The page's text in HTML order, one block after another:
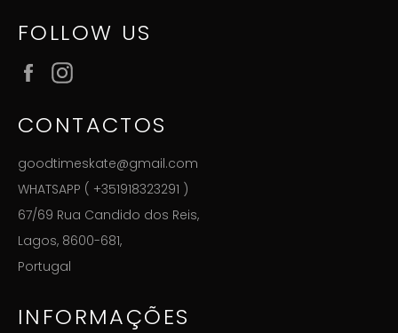
FOLLOW US
Facebook
CONTACTOS
goodtimeskate@gmail.com
WHATSAPP ( +351918323291 )
67/69 Rua Candido dos Reis,
Lagos, 8600-681,
Portugal
INFORMAÇÕES